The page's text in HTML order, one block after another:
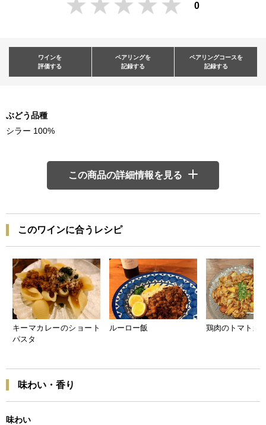
0
ワインを
評価する
ペアリングを
記録する
ペアリングコースを
記録する
ぶどう品種
シラー 100%
この商品の詳細情報を見る
このワインに合うレシピ
キーマカレーのショート
パスタ
ルーロー飯 鶏肉のトマトカ
味わい・香り
味わい